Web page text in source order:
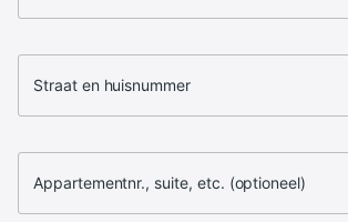
Straat en huisnummer
Appartementnr., suite, etc. (optioneel)